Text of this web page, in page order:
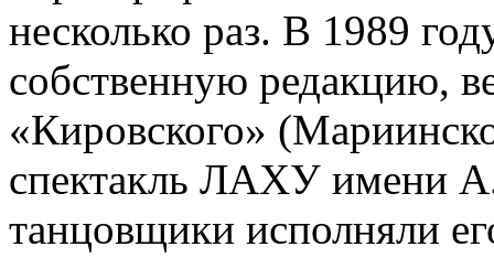
несколько раз. В 1989
собственную редакцию,
«Кировского»
спектакль ЛАХУ имени
танцовщики исполняли